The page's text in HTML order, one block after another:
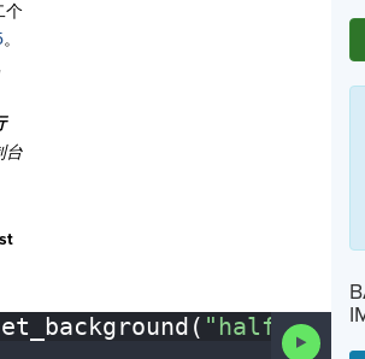
个
。
台
"halfcourt"
Code